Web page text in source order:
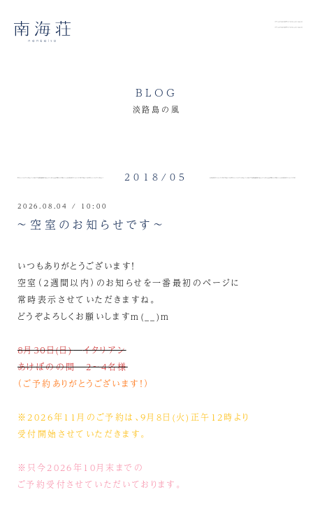
BLOG
淡路島の風
2018/05
2026.08.04 / 10:00
～空室のお知らせです～
いつもありがとうございます！
空室（２週間以内）のお知らせを一番最初のページに
常時表示させていただきますね。
どうぞよろしくお願いしますm(__)m
８月３０日(日)
イタリアン
あけぼのの間 2～4名様
（ご予約ありがとうございます！）
※2026年11月のご予約は、9月8日(火)正午12時より
受付開始させていただきます。
※只今2026年10月末までの
ご予約受付させていただいております。